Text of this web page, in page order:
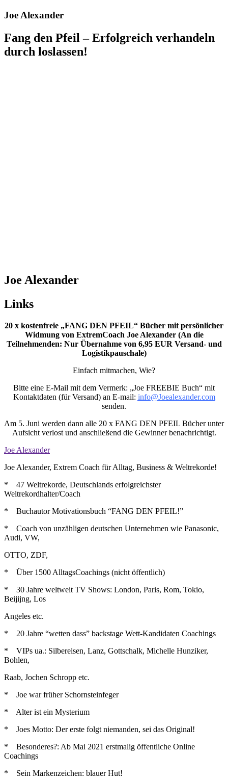
Zum
springen
Joe Alexander
Fang den Pfeil – Erfolgreich verhandeln
durch loslassen!
Joe Alexander
Links
20 x kostenfreie „FANG DEN PFEIL“ Bücher mit persönlicher
Widmung von ExtremCoach Joe Alexander (An die
Teilnehmenden: Nur Übernahme von 6,95 EUR Versand- und
Logistikpauschale)
Einfach mitmachen, Wie?
Bitte eine E-Mail mit dem Vermerk: „Joe FREEBIE Buch“ mit
Kontaktdaten (für Versand) an E-mail: info@Joealexander.com
senden.
Am 5. Juni werden dann alle 20 x FANG DEN PFEIL Bücher unter
Aufsicht verlost und anschließend die Gewinner benachrichtigt.
Joe Alexander
Joe Alexander, Extrem Coach für Alltag, Business & Weltrekorde!
* 47 Weltrekorde, Deutschlands erfolgreichster
Weltrekordhalter/Coach
* Buchautor Motivationsbuch “FANG DEN PFEIL!”
* Coach von unzähligen deutschen Unternehmen wie Panasonic,
Audi, VW,
OTTO, ZDF,
* Über 1500 AlltagsCoachings (nicht öffentlich)
* 30 Jahre weltweit TV Shows: London, Paris, Rom, Tokio,
Beijijng, Los
Angeles etc.
* 20 Jahre “wetten dass” backstage Wett-Kandidaten Coachings
* VIPs ua.: Silbereisen, Lanz, Gottschalk, Michelle Hunziker,
Bohlen,
Raab, Jochen Schropp etc.
* Joe war früher Schornsteinfeger
* Alter ist ein Mysterium
* Joes Motto: Der erste folgt niemanden, sei das Original!
* Besonderes?: Ab Mai 2021 erstmalig öffentliche Online
Coachings
* Sein Markenzeichen: blauer Hut!